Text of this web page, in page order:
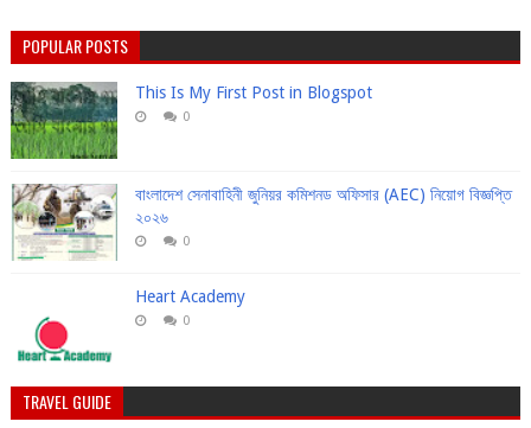
POPULAR POSTS
This Is My First Post in Blogspot
0
বাংলাদেশ সেনাবাহিনী জুনিয়র কমিশনড অফিসার (AEC) নিয়োগ বিজ্ঞপ্তি
২০২৬
0
Heart Academy
0
TRAVEL GUIDE